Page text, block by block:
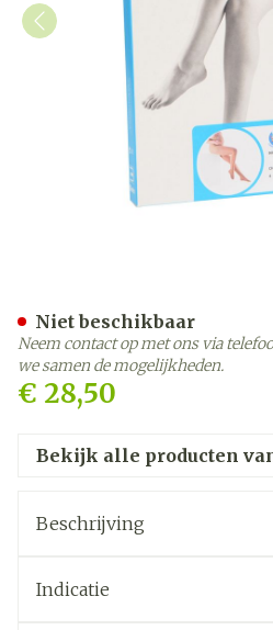
€ 28,50
Niet beschikbaar
Neem contact op met ons via
we samen de mogelijkheden.
Bekijk alle producten
Beschrijving
Indicatie